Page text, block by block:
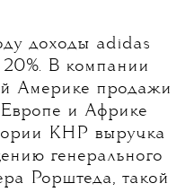
доходы adidas
В компании
Америке продажи
и Африке
КНР выручка
генерального
Рорштеда, такой